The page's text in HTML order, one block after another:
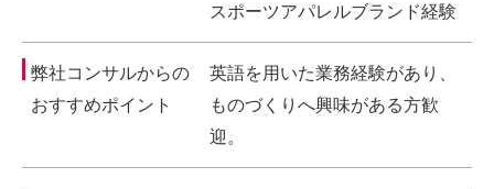
スポーツアパレルブランド経験
弊社コンサルからの
おすすめポイント
英語を用いた業務経験があり、
ものづくりへ興味がある方歓
迎。